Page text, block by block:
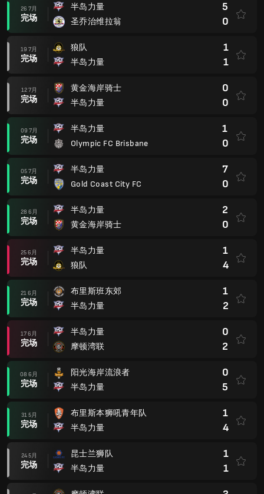
26 7月
完场
半岛力量
圣乔治维拉翁
5
0
19 7月
完场
狼队
半岛力量
1
1
12 7月
完场
黄金海岸骑士
半岛力量
0
0
09 7月
完场
半岛力量
Olympic FC Brisbane
1
0
05 7月
完场
半岛力量
Gold Coast City FC
7
0
28 6月
完场
半岛力量
黄金海岸骑士
2
0
25 6月
完场
半岛力量
狼队
1
4
21 6月
完场
布里斯班东郊
半岛力量
1
2
17 6月
完场
半岛力量
摩顿湾联
0
2
08 6月
完场
阳光海岸流浪者
半岛力量
0
5
31 5月
完场
布里斯本狮吼青年队
半岛力量
1
4
24 5月
完场
昆士兰狮队
半岛力量
1
1